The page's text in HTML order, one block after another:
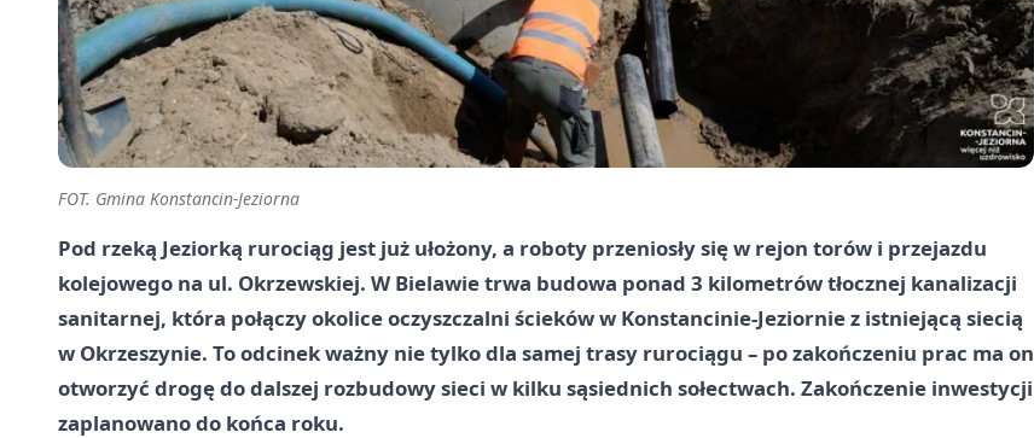
FOT. Gmina Konstancin-Jeziorna
Pod rzeką Jeziorką rurociąg jest już ułożony, a roboty przeniosły się w rejon torów i przejazdu
kolejowego na ul. Okrzewskiej. W Bielawie trwa budowa ponad 3 kilometrów tłocznej kanalizacji
sanitarnej, która połączy okolice oczyszczalni ścieków w Konstancinie-Jeziornie z istniejącą siecią
w Okrzeszynie. To odcinek ważny nie tylko dla samej trasy rurociągu – po zakończeniu prac ma on
otworzyć drogę do dalszej rozbudowy sieci w kilku sąsiednich sołectwach. Zakończenie inwestycji
zaplanowano do końca roku.